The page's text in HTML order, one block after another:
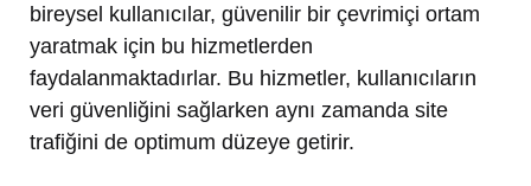
bireysel kullanıcılar, güvenilir bir çevrimiçi ortam
yaratmak için bu hizmetlerden
faydalanmaktadırlar. Bu hizmetler, kullanıcıların
veri güvenliğini sağlarken aynı zamanda site
trafiğini de optimum düzeye getirir.